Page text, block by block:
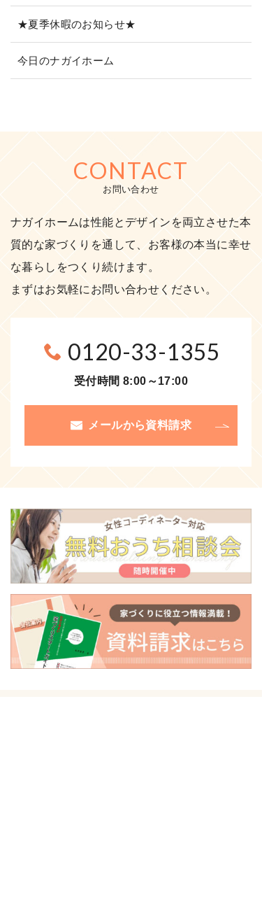
★夏季休暇のお知らせ★
今日のナガイホーム
CONTACT
お問い合わせ
ナガイホームは性能とデザインを両立させた本
質的な家づくりを通して、お客様の本当に幸せ
な暮らしをつくり続けます。
まずはお気軽にお問い合わせください。
0120-33-1355
受付時間 8:00～17:00
メールから資料請求